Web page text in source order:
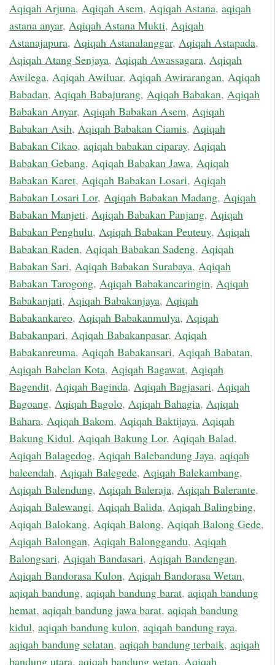
Aqiqah Arjuna, Aqiqah Asem, Aqiqah Astana, aqiqah
astana anyar, Aqiqah Astana Mukti, Aqiqah
Astanajapura, Aqiqah Astanalanggar, Aqiqah Astapada,
Aqiqah Atang Senjaya, Aqiqah Awassagara, Aqiqah
Awilega, Aqiqah Awiluar, Aqiqah Awirarangan, Aqiqah
Babadan, Aqiqah Babajurang, Aqiqah Babakan, Aqiqah
Babakan Anyar, Aqiqah Babakan Asem, Aqiqah
Babakan Asih, Aqiqah Babakan Ciamis, Aqiqah
Babakan Cikao, aqiqah babakan ciparay, Aqiqah
Babakan Gebang, Aqiqah Babakan Jawa, Aqiqah
Babakan Karet, Aqiqah Babakan Losari, Aqiqah
Babakan Losari Lor, Aqiqah Babakan Madang, Aqiqah
Babakan Manjeti, Aqiqah Babakan Panjang, Aqiqah
Babakan Penghulu, Aqiqah Babakan Peuteuy, Aqiqah
Babakan Raden, Aqiqah Babakan Sadeng, Aqiqah
Babakan Sari, Aqiqah Babakan Surabaya, Aqiqah
Babakan Tarogong, Aqiqah Babakancaringin, Aqiqah
Babakanjati, Aqiqah Babakanjaya, Aqiqah
Babakankareo, Aqiqah Babakanmulya, Aqiqah
Babakanpari, Aqiqah Babakanpasar, Aqiqah
Babakanreuma, Aqiqah Babakansari, Aqiqah Babatan,
Aqiqah Babelan Kota, Aqiqah Bagawat, Aqiqah
Bagendit, Aqiqah Baginda, Aqiqah Bagjasari, Aqiqah
Bagoang, Aqiqah Bagolo, Aqiqah Bahagia, Aqiqah
Bahara, Aqiqah Bakom, Aqiqah Baktijaya, Aqiqah
Bakung Kidul, Aqiqah Bakung Lor, Aqiqah Balad,
Aqiqah Balagedog, Aqiqah Balebandung Jaya, aqiqah
baleendah, Aqiqah Balegede, Aqiqah Balekambang,
Aqiqah Balendung, Aqiqah Baleraja, Aqiqah Balerante,
Aqiqah Balewangi, Aqiqah Balida, Aqiqah Balingbing,
Aqiqah Balokang, Aqiqah Balong, Aqiqah Balong Gede,
Aqiqah Balongan, Aqiqah Balonggandu, Aqiqah
Balongsari, Aqiqah Bandasari, Aqiqah Bandengan,
Aqiqah Bandorasa Kulon, Aqiqah Bandorasa Wetan,
aqiqah bandung, aqiqah bandung barat, aqiqah bandung
hemat, aqiqah bandung jawa barat, aqiqah bandung
kidul, aqiqah bandung kulon, aqiqah bandung raya,
aqiqah bandung selatan, aqiqah bandung terbaik, aqiqah
bandung utara, aqiqah bandung wetan, Aqiqah